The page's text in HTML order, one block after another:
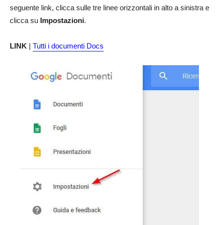
seguente link, clicca sulle tre linee orizzontali in alto a sinistra e
clicca su Impostazioni.
LINK | Tutti i documenti Docs